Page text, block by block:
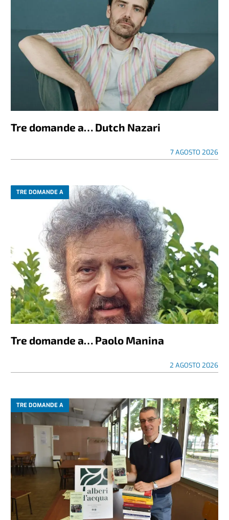
Tre domande a… Dutch Nazari
7 AGOSTO 2026
TRE DOMANDE A
Tre domande a… Paolo Manina
2 AGOSTO 2026
TRE DOMANDE A